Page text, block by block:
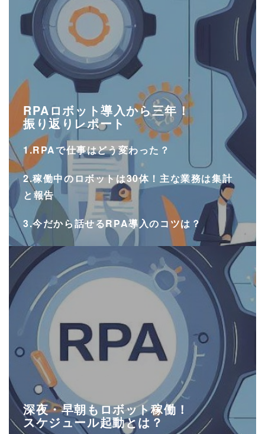
RPAロボット導入から三年！
振り返りレポート
1.RPAで仕事はどう変わった？
2.稼働中のロボットは30体！主な業務は集計
と報告
3.今だから話せるRPA導入のコツは？
深夜・早朝もロボット稼働！
スケジュール起動とは？